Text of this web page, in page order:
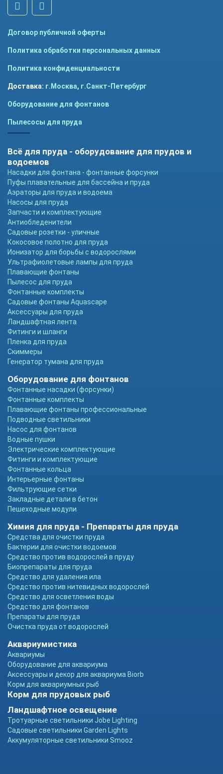
Договор публичной оферты
Политика обработки персональных данных
Политика конфиденциальности
Доставка: г.Москва, г.Санкт-Петербург
Оборудование для фонтанов
Пылесосы для пруда
Всё для пруда - оборудование для прудов и
водоемов
Насадки для фонтана - фонтанные форсунки
Пуфы плавательные для бассейна и пруда
Аэраторы для пруда и водоема
Насосы для пруда
Запчасти и комплектующие
Антиобледенители
Садовые розетки - уличные
Кокосовое полотно для пруда
Ионизатор для борьбы с водорослями
Ультрафиолетовые лампы для пруда
Плавающие фонтаны
Пылесос для пруда
Фонтанные комплекты
Садовые фонтаны Aquascape
Аксессуары для пруда
Ландшафтная лента
Фитинги и шланги
Пленка для пруда
Скиммеры
Генератор тумана для пруда
Оборудование для фонтанов
Фонтанные насадки (форсунки)
Фонтанные комплекты
Плавающие фонтаны профессиональные
Подводные светильники
Насос для фонтанов
Водные пушки
Электрические комплектующие
Фитинги и комплектующие
Фонтанные кольца
Интерьерные фонтаны
Фильтрующие сетки
Закладные детали в бетон
Пешеходные модули
Химия для пруда - Препараты для пруда
Средства для очистки пруда
Бактерии для очистки водоемов
Средство против водорослей в пруду
Биопрепараты для пруда
Средство для удаления ила
Средство против нитевидных водорослей
Средство для осветления воды
Средство для фонтанов
Препараты для пруда
Очистка пруда от водорослей
Аквариумистика
Аквариумы
Оборудование для аквариума
Аксессуары и декор для аквариума Biorb
Корм для аквариумных рыб
Корм для прудовых рыб
Ландшафтное освещение
Тротуарные светильники Jobe Lighting
Садовые светильники Garden Lights
Аккумуляторные светильники Smooz